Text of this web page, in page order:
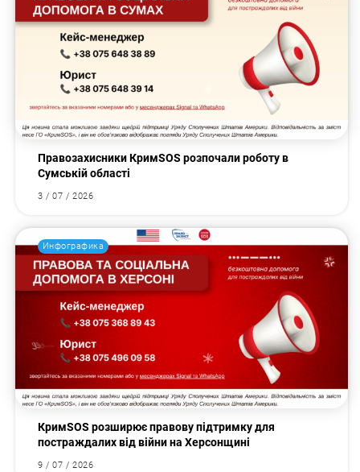
Правозахисники КримSOS розпочали роботу в
Сумській області
3 / 07 / 2026
Инфографика
КримSOS розширює правову підтримку для
постраждалих від війни на Херсонщині
9 / 07 / 2026